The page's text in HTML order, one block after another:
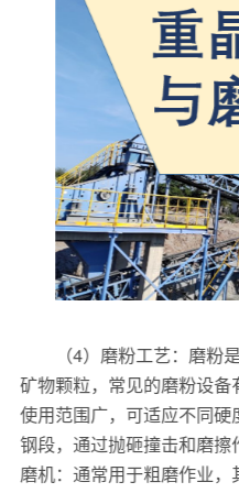
（4）磨粉工艺：磨粉
矿物颗粒，常见的磨粉设备
使用范围广，可适应不同硬
钢段，通过抛砸撞击和磨
磨机：通常用于粗磨作业